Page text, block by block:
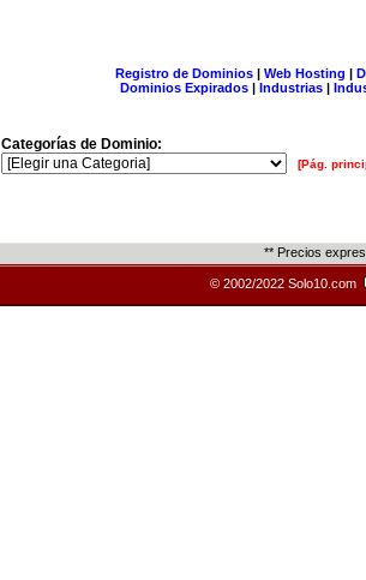
Registro de Dominios| Web Hosting |
Dominios Expirados | Industrias |
Categorías de Dominio:
[Pág.
** Precios
© 2002/2022 Solo10.com